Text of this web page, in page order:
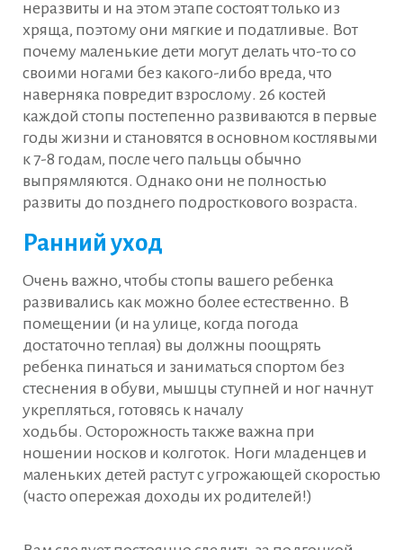
неразвиты и на этом этапе состоят только из
хряща, поэтому они мягкие и податливые. Вот
почему маленькие дети могут делать что-то со
своими ногами без какого-либо вреда, что
наверняка повредит взрослому. 26 костей
каждой стопы постепенно развиваются в первые
годы жизни и становятся в основном костлявыми
к 7-8 годам, после чего пальцы обычно
выпрямляются. Однако они не полностью
развиты до позднего подросткового возраста.
Ранний уход
Очень важно, чтобы стопы вашего ребенка
развивались как можно более естественно. В
помещении (и на улице, когда погода
достаточно теплая) вы должны поощрять
ребенка пинаться и заниматься спортом без
стеснения в обуви, мышцы ступней и ног начнут
укрепляться, готовясь к началу
ходьбы. Осторожность также важна при
ношении носков и колготок. Ноги младенцев и
маленьких детей растут с угрожающей скоростью
(часто опережая доходы их родителей!)